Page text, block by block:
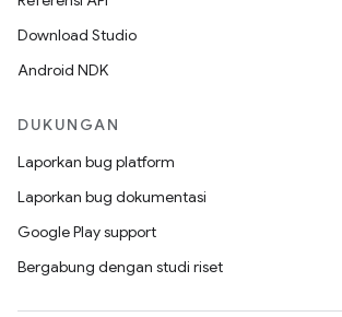
Download Studio
Android NDK
DUKUNGAN
Laporkan bug platform
Laporkan bug dokumentasi
Google Play support
Bergabung dengan studi riset